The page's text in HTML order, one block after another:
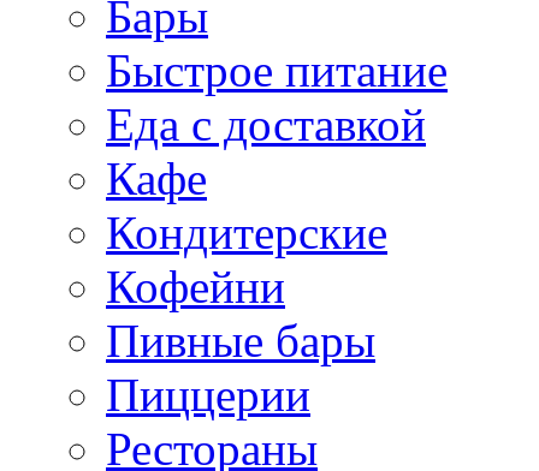
Бары
Быстрое питание
Еда с доставкой
Кафе
Кондитерские
Кофейни
Пивные бары
Пиццерии
Рестораны